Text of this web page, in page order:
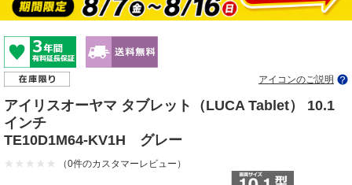
アイコンのご説明
アイリスオーヤマ タブレット（LUCA Tablet） 10.1
インチ
TE10D1M64-KV1H グレー
（0件のカスタマーレビュー）